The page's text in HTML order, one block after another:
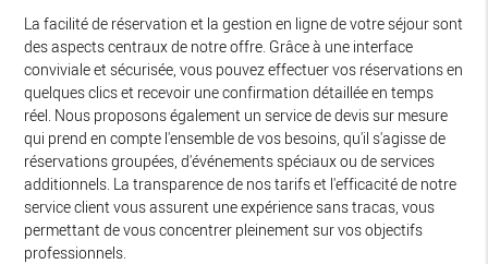
La facilité de réservation et la gestion en ligne de votre séjour sont
des aspects centraux de notre offre. Grâce à une interface
conviviale et sécurisée, vous pouvez effectuer vos réservations en
quelques clics et recevoir une confirmation détaillée en temps
réel. Nous proposons également un service de devis sur mesure
qui prend en compte l'ensemble de vos besoins, qu'il s'agisse de
réservations groupées, d'événements spéciaux ou de services
additionnels. La transparence de nos tarifs et l'efficacité de notre
service client vous assurent une expérience sans tracas, vous
permettant de vous concentrer pleinement sur vos objectifs
professionnels.